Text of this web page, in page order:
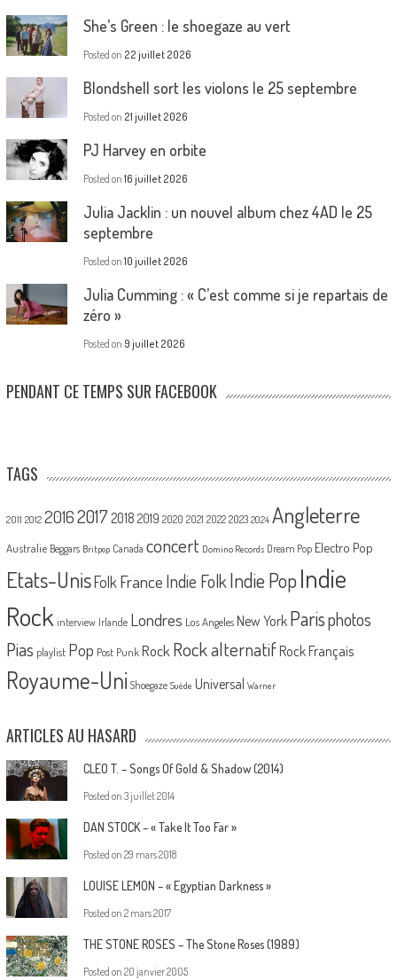
She’s Green : le shoegaze au vert
Posted on 22 juillet 2026
Blondshell sort les violons le 25 septembre
Posted on 21 juillet 2026
PJ Harvey en orbite
Posted on 16 juillet 2026
Julia Jacklin : un nouvel album chez 4AD le 25
septembre
Posted on 10 juillet 2026
Julia Cumming : « C’est comme si je repartais de
zéro »
Posted on 9 juillet 2026
PENDANT CE TEMPS SUR FACEBOOK
TAGS
2011 2012 20162017 2018 2019 2020 2021 2022 2023 2024 Angleterre
Australie Beggars Britpop Canada concert Domino Records Dream Pop Electro Pop
Etats-UnisFolk France Indie Folk Indie PopIndie
Rock interview Irlande Londres Los Angeles New York Parisphotos
Pias playlist Pop Post Punk Rock Rock alternatif Rock Français
Royaume-Uni Shoegaze Suède Universal Warner
ARTICLES AU HASARD
CLEO T. – Songs Of Gold & Shadow (2014)
Posted on 3 juillet 2014
DAN STOCK – « Take It Too Far »
Posted on 29 mars 2018
LOUISE LEMON – « Egyptian Darkness »
Posted on 2 mars 2017
THE STONE ROSES – The Stone Roses (1989)
Posted on 20 janvier 2005